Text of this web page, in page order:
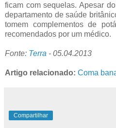
ficam com sequelas. Apesar
departamento de saúde
tomem complementos de
recomendados por um médico.
Fonte: Terra - 05.04.2013
Artigo relacionado: Coma
Compartilhar